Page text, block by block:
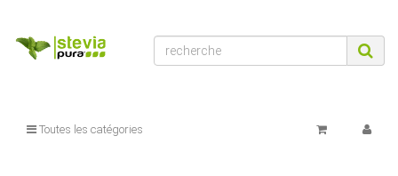
Toutes les catégories